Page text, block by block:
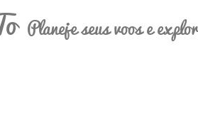
Planeje seus voos e